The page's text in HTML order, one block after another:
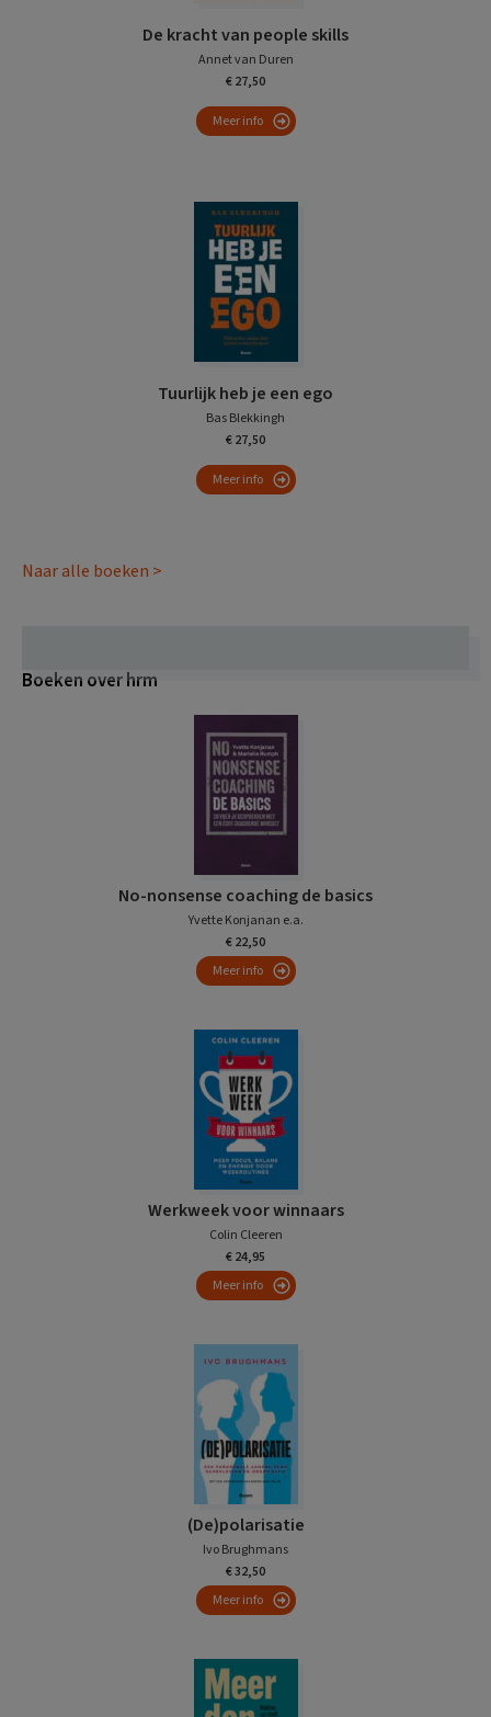
De kracht van people skills
Annet van Duren
€ 27,50
Meer info
Tuurlijk heb je een ego
Bas Blekkingh
€ 27,50
Meer info
Naar alle boeken >
Boeken over hrm
No-nonsense coaching de basics
Yvette Konjanan e.a.
€ 22,50
Meer info
Werkweek voor winnaars
Colin Cleeren
€ 24,95
Meer info
(De)polarisatie
Ivo Brughmans
€ 32,50
Meer info